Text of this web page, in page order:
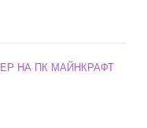
НА ПК МАЙНКРАФТ